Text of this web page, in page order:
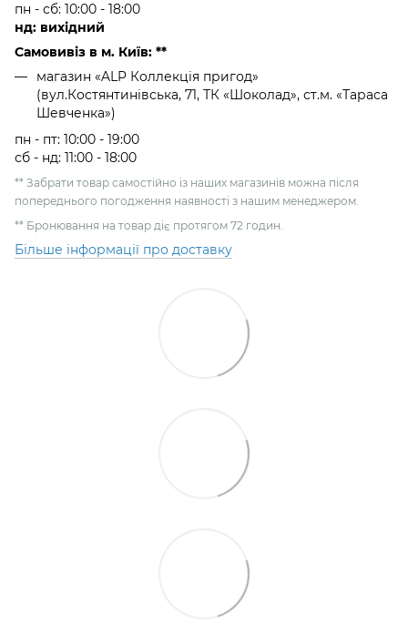
пн - сб: 10:00 - 18:00
нд: вихідний
Самовивіз в м. Київ: **
магазин «ALP Коллекція пригод»
(вул.Костянтинівська, 71, ТК «Шоколад», ст.м. «Тараса
Шевченка»)
пн - пт: 10:00 - 19:00
сб - нд: 11:00 - 18:00
** Забрати товар самостійно із наших магазинів можна після
попереднього погодження наявності з нашим менеджером.
** Бронювання на товар діє протягом 72 годин.
Більше інформації про доставку